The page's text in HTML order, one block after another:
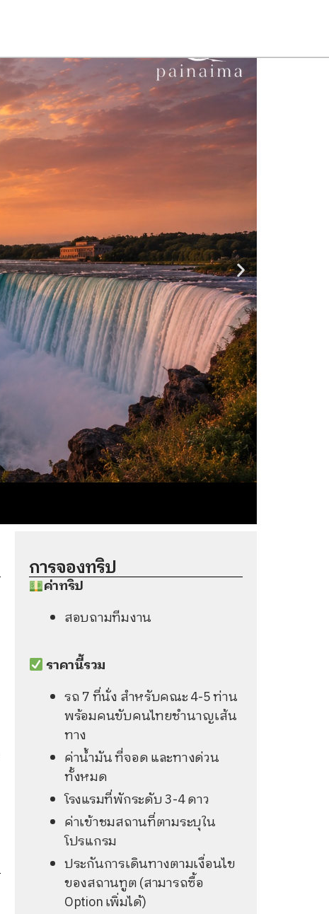
การจองทริป​
ค่าทริป
สอบถามทีมงาน
ราคานี้รวม
รถ 7 ที่นั่ง สำหรับคณะ 4-5 ท่าน
พร้อมคนขับคนไทยชำนาญเส้น
ทาง
ค่าน้ำมัน ที่จอด และทางด่วน
ทั้งหมด
โรงแรมที่พักระดับ 3-4 ดาว
ค่าเข้าชมสถานที่ตามระบุใน
โปรแกรม
ประกันการเดินทางตามเงื่อนไข
ของสถานทูต (สามารถซื้อ
Option เพิ่มได้)